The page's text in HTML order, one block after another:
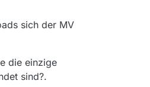
sich der MV
die einzige
sind?.